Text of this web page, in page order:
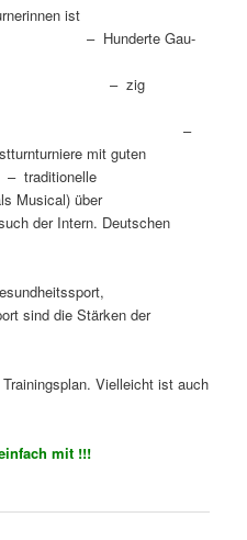
ist
Hunderte Gau-
zig
–
mit guten
Musical) über
Intern. Deutschen
sind die Stärken der
Vielleicht ist auch
mit !!!